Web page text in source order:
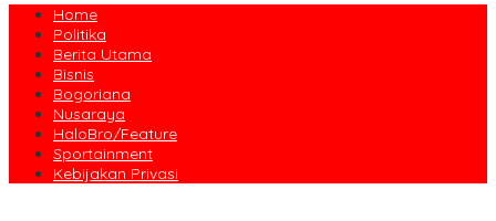
Home
Politika
Berita Utama
Bisnis
Bogoriana
Nusaraya
HaloBro/Feature
Sportainment
Kebijakan Privasi